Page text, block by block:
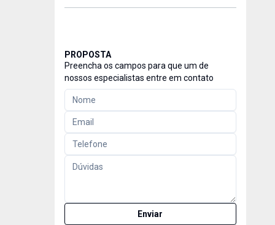
PROPOSTA
Preencha os campos para que um de
nossos especialistas entre em contato
Enviar